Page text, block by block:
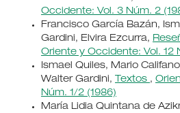
Occidente: Vol. 3 Núm. 2
Francisco García Bazán,
Gardini, Elvira Ezcurra,
Oriente y Occidente: Vol. 12
Ismael Quiles, Mario
Walter Gardini, Textos ,
Núm. 1/2 (1986)
María Lidia Quintana de